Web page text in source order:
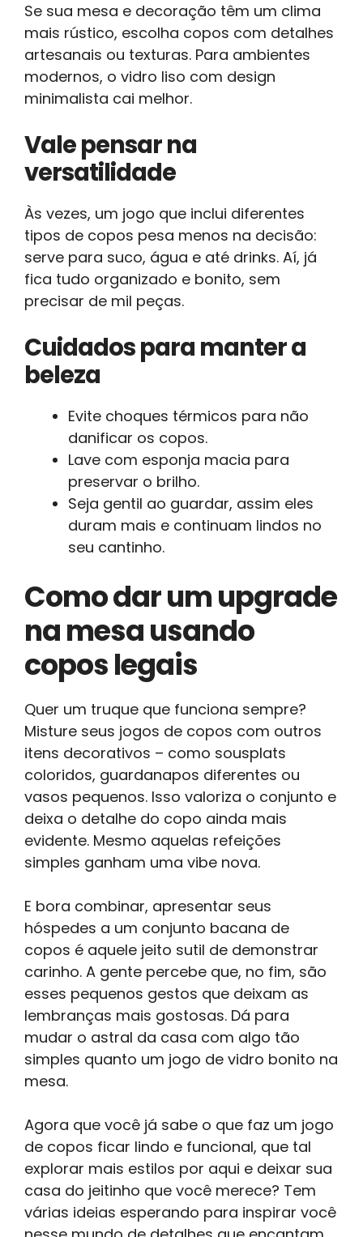
Se sua mesa e decoração têm um clima
mais rústico, escolha copos com detalhes
artesanais ou texturas. Para ambientes
modernos, o vidro liso com design
minimalista cai melhor.
Vale pensar na
versatilidade
Às vezes, um jogo que inclui diferentes
tipos de copos pesa menos na decisão:
serve para suco, água e até drinks. Aí, já
fica tudo organizado e bonito, sem
precisar de mil peças.
Cuidados para manter a
beleza
Evite choques térmicos para não
danificar os copos.
Lave com esponja macia para
preservar o brilho.
Seja gentil ao guardar, assim eles
duram mais e continuam lindos no
seu cantinho.
Como dar um upgrade
na mesa usando
copos legais
Quer um truque que funciona sempre?
Misture seus jogos de copos com outros
itens decorativos – como sousplats
coloridos, guardanapos diferentes ou
vasos pequenos. Isso valoriza o conjunto e
deixa o detalhe do copo ainda mais
evidente. Mesmo aquelas refeições
simples ganham uma vibe nova.
E bora combinar, apresentar seus
hóspedes a um conjunto bacana de
copos é aquele jeito sutil de demonstrar
carinho. A gente percebe que, no fim, são
esses pequenos gestos que deixam as
lembranças mais gostosas. Dá para
mudar o astral da casa com algo tão
simples quanto um jogo de vidro bonito na
mesa.
Agora que você já sabe o que faz um jogo
de copos ficar lindo e funcional, que tal
explorar mais estilos por aqui e deixar sua
casa do jeitinho que você merece? Tem
várias ideias esperando para inspirar você